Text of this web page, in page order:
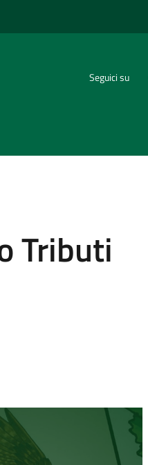
Seguici su
Tributi